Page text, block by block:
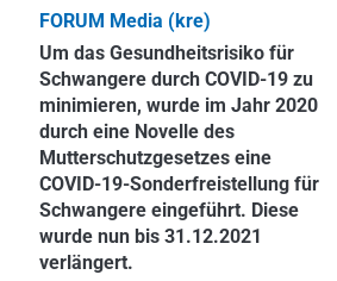
FORUM Media (kre)
Um das Gesundheitsrisiko für
Schwangere durch COVID-19 zu
minimieren, wurde im Jahr 2020
durch eine Novelle des
Mutterschutzgesetzes eine
COVID-19-Sonderfreistellung für
Schwangere eingeführt. Diese
wurde nun bis 31.12.2021
verlängert.